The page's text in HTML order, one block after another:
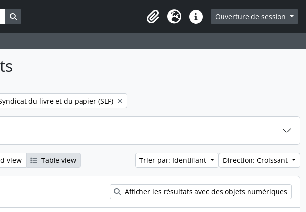
Presse-papier
LangueLiens rapidesOuverture de session
filter:
du livre et du papier (SLP)
view Table view Trier par: Identifiant Direction: Croissant
Afficher les résultats avec des objets numériques